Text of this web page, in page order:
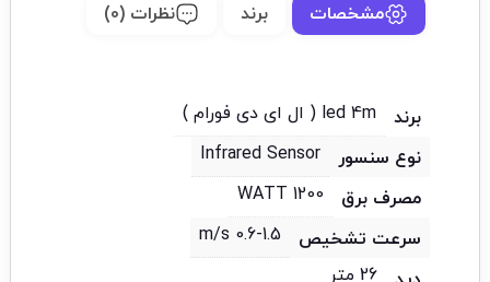
مشخصات برند نظرات (0)
برند
led 4m ( ال ای دی فورام )
نوع سنسور
Infrared Sensor
مصرف برق
1200 WATT
سرعت تشخیص
0.6-1.5 m/s
26 متر